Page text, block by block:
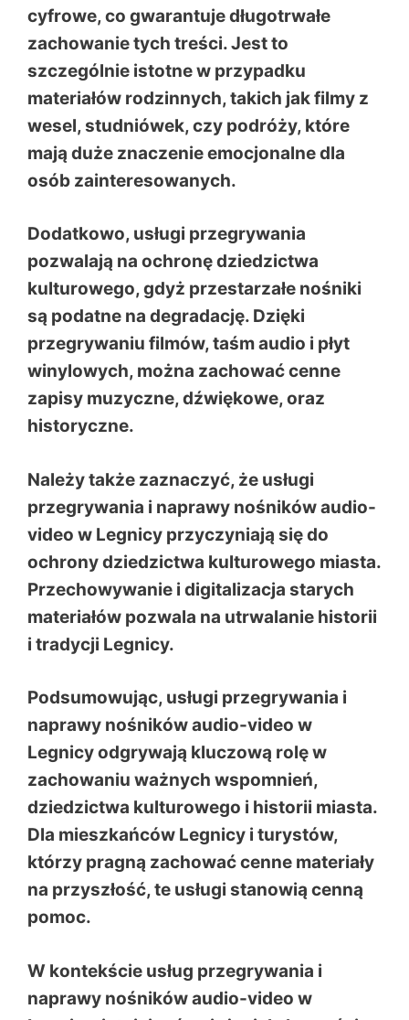
cyfrowe, co gwarantuje długotrwałe
zachowanie tych treści. Jest to
szczególnie istotne w przypadku
materiałów rodzinnych, takich jak filmy z
wesel, studniówek, czy podróży, które
mają duże znaczenie emocjonalne dla
osób zainteresowanych.
Dodatkowo, usługi przegrywania
pozwalają na ochronę dziedzictwa
kulturowego, gdyż przestarzałe nośniki
są podatne na degradację. Dzięki
przegrywaniu filmów, taśm audio i płyt
winylowych, można zachować cenne
zapisy muzyczne, dźwiękowe, oraz
historyczne.
Należy także zaznaczyć, że usługi
przegrywania i naprawy nośników audio-
video w Legnicy przyczyniają się do
ochrony dziedzictwa kulturowego miasta.
Przechowywanie i digitalizacja starych
materiałów pozwala na utrwalanie historii
i tradycji Legnicy.
Podsumowując, usługi przegrywania i
naprawy nośników audio-video w
Legnicy odgrywają kluczową rolę w
zachowaniu ważnych wspomnień,
dziedzictwa kulturowego i historii miasta.
Dla mieszkańców Legnicy i turystów,
którzy pragną zachować cenne materiały
na przyszłość, te usługi stanowią cenną
pomoc.
W kontekście usług przegrywania i
naprawy nośników audio-video w